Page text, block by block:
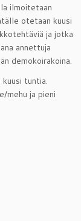
ilmoitetaan
otetaan kuusi
ja jotka
annettuja
demokoirakoina.
kuusi tuntia.
mehu ja pieni